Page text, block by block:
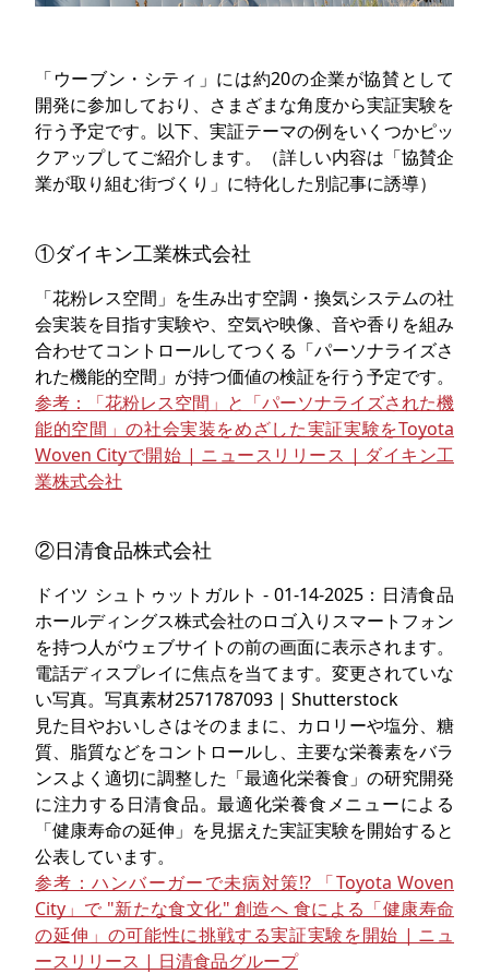
「ウーブン・シティ」には約20の企業が協賛として
開発に参加しており、さまざまな角度から実証実験を
行う予定です。以下、実証テーマの例をいくつかピッ
クアップしてご紹介します。（詳しい内容は「協賛企
業が取り組む街づくり」に特化した別記事に誘導）
①ダイキン工業株式会社
「花粉レス空間」を生み出す空調・換気システムの社
会実装を目指す実験や、空気や映像、音や香りを組み
合わせてコントロールしてつくる「パーソナライズさ
れた機能的空間」が持つ価値の検証を行う予定です。
参考：「花粉レス空間」と「パーソナライズされた機
能的空間」の社会実装をめざした実証実験をToyota
Woven Cityで開始 | ニュースリリース | ダイキン工
業株式会社
②日清食品株式会社
ドイツ シュトゥットガルト - 01-14-2025：日清食品
ホールディングス株式会社のロゴ入りスマートフォン
を持つ人がウェブサイトの前の画面に表示されます。
電話ディスプレイに焦点を当てます。変更されていな
い写真。写真素材2571787093 | Shutterstock
見た目やおいしさはそのままに、カロリーや塩分、糖
質、脂質などをコントロールし、主要な栄養素をバラ
ンスよく適切に調整した「最適化栄養食」の研究開発
に注力する日清食品。最適化栄養食メニューによる
「健康寿命の延伸」を見据えた実証実験を開始すると
公表しています。
参考：ハンバーガーで未病対策!? 「Toyota Woven
City」で "新たな食文化" 創造へ 食による「健康寿命
の延伸」の可能性に挑戦する実証実験を開始 | ニュ
ースリリース | 日清食品グループ